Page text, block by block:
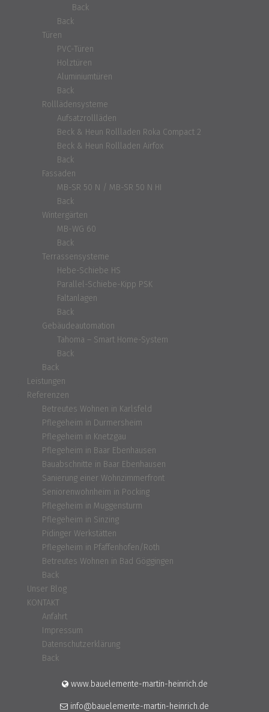
Back
Back
Türen
PVC-Türen
Holztüren
Aluminiumtüren
Back
Rolllädensysteme
Aufsatzrollläden
Beck & Heun Rollladen Roka Compact 2
Beck & Heun Rollladen Airfox
Back
Fassaden
MB-SR 50 N / MB-SR 50 N HI
Back
Wintergärten
MB-WG 60
Back
Terrassensysteme
Hebe-Schiebe HS
Parallel-Schiebe-Kipp PSK
Faltanlagen
Back
Gebäudeautomation
Tahoma – Smart Home-System
Back
Back
Leistungen
Referenzen
Betreutes Wohnen in Karlsfeld
Pflegeheim in Durmersheim
Pflegeheim in Knetzgau
Pflegeheim in Baar Ebenhausen
Bauabschnitte in Baar Ebenhausen
Sanierung einer Wohnzimmerfront
Seniorenwohnheim in Pocking
Pflegeheim in Muggensturm
Pflegeheim in Sinzing
Pidinger Werkstätten
Pflegeheim in Pfaffenhofen/Roth
Betreutes Wohnen in Bad Göggingen
Back
Unser Blog
KONTAKT
Anfahrt
Impressum
Datenschutzerklärung
Back
www.bauelemente-martin-heinrich.de
info@bauelemente-martin-heinrich.de